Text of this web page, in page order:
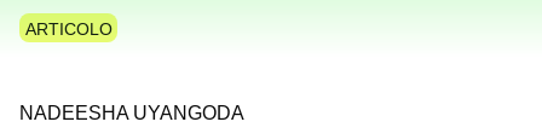
ARTICOLO
NADEESHA UYANGODA